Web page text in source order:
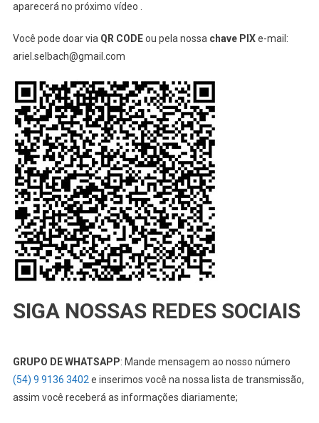
aparecerá no próximo vídeo .
Você pode doar via QR CODEou pela nossa chave PIXe-mail:
ariel.selbach@gmail.com
SIGA NOSSAS REDES SOCIAIS
GRUPO DE WHATSAPP: Mande mensagem ao nosso número
(54) 9 9136 3402 e inserimos você na nossa lista de transmissão,
assim você receberá as informações diariamente;